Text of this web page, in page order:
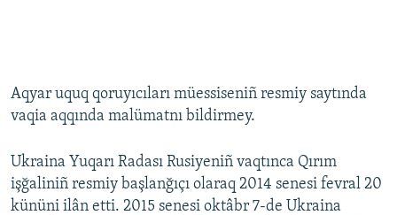
Aqyar uquq qoruyıcıları müessiseniñ resmiy saytında
vaqia aqqında malümatnı bildirmey.
Ukraina Yuqarı Radası Rusiyeniñ vaqtınca Qırım
işğaliniñ resmiy başlanğıçı olaraq 2014 senesi fevral 20
kününi ilân etti. 2015 senesi oktâbr 7-de Ukraina